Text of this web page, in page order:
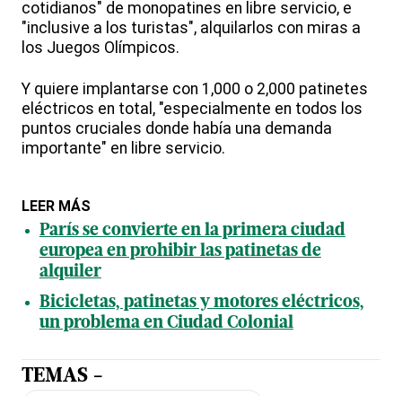
cotidianos" de monopatines en libre servicio, e
"inclusive a los turistas", alquilarlos con miras a
los Juegos Olímpicos.
Y quiere implantarse con 1,000 o 2,000 patinetes
eléctricos en total, "especialmente en todos los
puntos cruciales donde había una demanda
importante" en libre servicio.
LEER MÁS
París se convierte en la primera ciudad
europea en prohibir las patinetas de
alquiler
Bicicletas, patinetas y motores eléctricos,
un problema en Ciudad Colonial
TEMAS -